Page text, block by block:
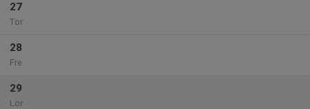
27
Tor
28
Fre
29
Lör